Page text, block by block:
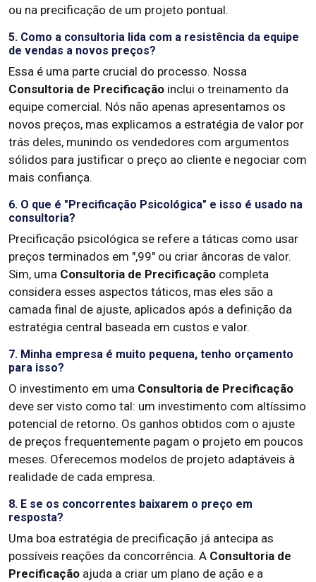
ou na precificação de um projeto pontual.
5. Como a consultoria lida com a resistência da equipe
de vendas a novos preços?
Essa é uma parte crucial do processo. Nossa
Consultoria de Precificação inclui o treinamento da
equipe comercial. Nós não apenas apresentamos os
novos preços, mas explicamos a estratégia de valor por
trás deles, munindo os vendedores com argumentos
sólidos para justificar o preço ao cliente e negociar com
mais confiança.
6. O que é "Precificação Psicológica" e isso é usado na
consultoria?
Precificação psicológica se refere a táticas como usar
preços terminados em ",99" ou criar âncoras de valor.
Sim, uma Consultoria de Precificação completa
considera esses aspectos táticos, mas eles são a
camada final de ajuste, aplicados após a definição da
estratégia central baseada em custos e valor.
7. Minha empresa é muito pequena, tenho orçamento
para isso?
O investimento em uma Consultoria de Precificação
deve ser visto como tal: um investimento com altíssimo
potencial de retorno. Os ganhos obtidos com o ajuste
de preços frequentemente pagam o projeto em poucos
meses. Oferecemos modelos de projeto adaptáveis à
realidade de cada empresa.
8. E se os concorrentes baixarem o preço em
resposta?
Uma boa estratégia de precificação já antecipa as
possíveis reações da concorrência. A Consultoria de
Precificação ajuda a criar um plano de ação e a